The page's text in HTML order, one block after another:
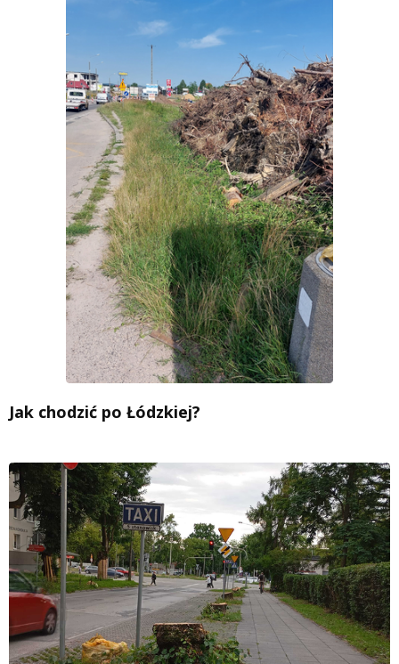
Jak chodzić po Łódzkiej?